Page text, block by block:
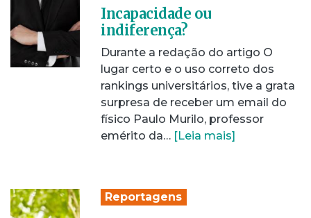
Incapacidade ou
indiferença?
Durante a redação do artigo O
lugar certo e o uso correto dos
rankings universitários, tive a grata
surpresa de receber um email do
físico Paulo Murilo, professor
emérito da… [Leia mais]
Reportagens